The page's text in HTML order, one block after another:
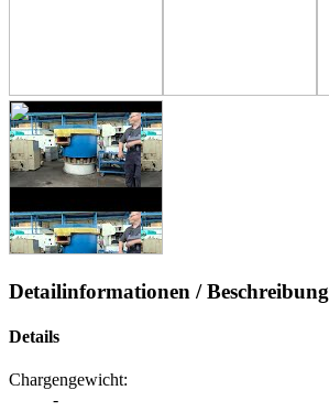
Detailinformationen / Beschreibung
Details
Chargengewicht:
-